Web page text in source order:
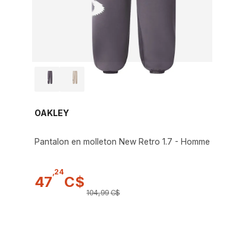
OAKLEY
Pantalon en molleton New Retro 1.7 - Homme
47
24
C$
104,99C$